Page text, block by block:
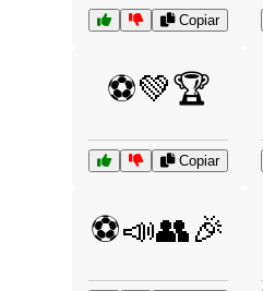
Copiar
⚽💚🏆
Copiar
⚽📣👥🎉